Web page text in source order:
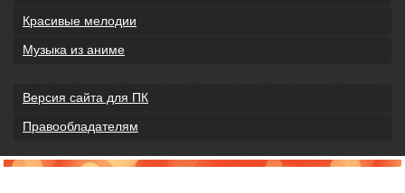
Красивые мелодии
Музыка из аниме
Версия сайта для ПК
Правообладателям